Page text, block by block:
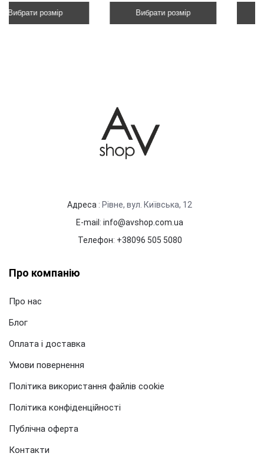
Вибрати розмір Вибрати розмір
Адреса : Рівне, вул. Київська, 12
E-mail: info@avshop.com.ua
Телефон: +38096 505 5080
Про компанію
Про нас
Блог
Оплата і доставка
Умови повернення
Політика використання файлів cookie
Політика конфіденційності
Публічна оферта
Контакти